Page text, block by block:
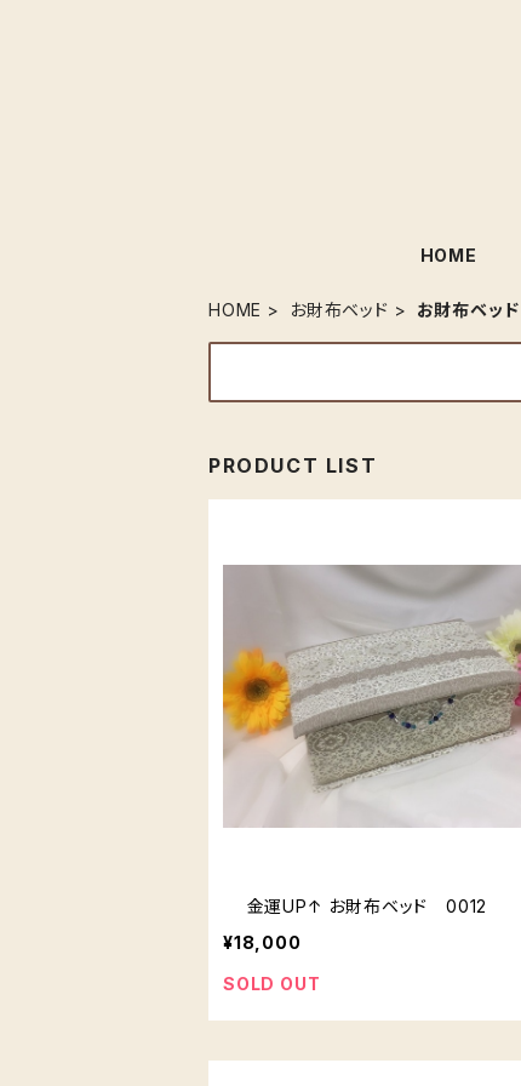
HOME
HOME お財布ベッド お財布ベッド
PRODUCT LIST
金運UP↑ お財布ベッド 0012
¥18,000
SOLD OUT